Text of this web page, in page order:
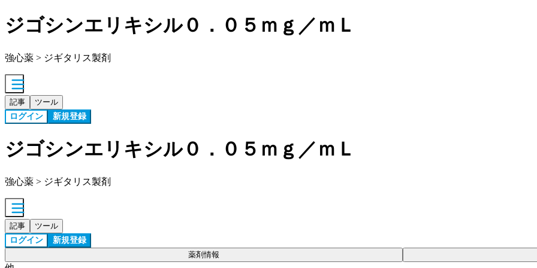
ジゴシンエリキシル０．０５ｍｇ／ｍＬ
強心薬 > ジギタリス製剤
記事 ツール
ログイン 新規登録
ジゴシンエリキシル０．０５ｍｇ／ｍＬ
強心薬 > ジギタリス製剤
記事 ツール
ログイン 新規登録
薬剤情報